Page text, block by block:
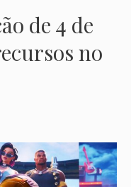
de 4 de
no